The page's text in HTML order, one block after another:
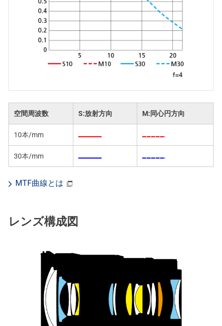
空間周波数 S:放射方向 M:同心円方向
10本/mm
30本/mm
MTF曲線とは
レンズ構成図